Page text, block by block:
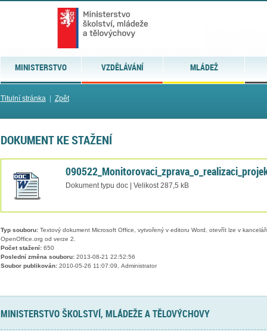
MINISTERSTVO VZDĚLÁVÁNÍ MLÁDEŽ
Titulní stránka| Zpět
DOKUMENT KE STAŽENÍ
Dokument typu doc | Velikost 287,5 kB
Typ souboru:Textový dokument Microsoft Office, vytvořený v editoru Word, otevřít lze v
OpenOffice.org od verze 2.
Počet stažení:650
Poslední změna souboru:2013-08-21 22:52:56
Soubor publikován:2010-05-26 11:07:09, Administrator
MINISTERSTVO ŠKOLSTVÍ, MLÁDEŽE A TĚLOVÝCHOVY